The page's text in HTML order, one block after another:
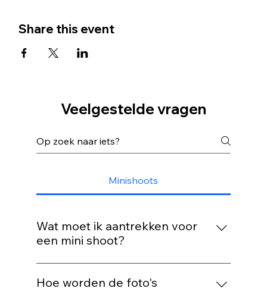
Veelgestelde vragen
Minishoots
Wat moet ik aantrekken voor
een mini shoot?
Draag iets waarin jij je goed voelt! Rustige
kleuren en niet te drukke prints werken
Hoe worden de foto's
Share this event